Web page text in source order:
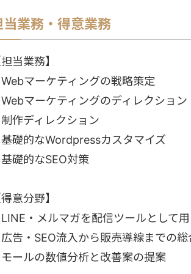
当業務・得意業務
当業務】
マーケティングの戦略策定
マーケティングのディレクション
作ディレクション
礎的なWordpressカスタマイズ
礎的なSEO対策
意分野】
・メルマガを配信ツールとして
告・SEO流入から販売導線までの総
ールの数値分析と改善案の提案